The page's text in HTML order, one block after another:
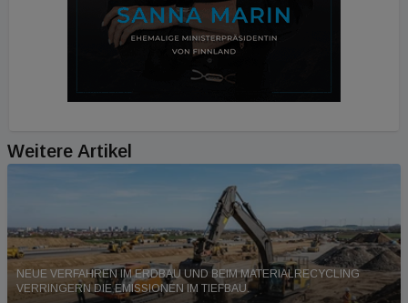
Weitere Artikel
NEUE VERFAHREN IM ERDBAU UND BEIM MATERIALRECYCLING
VERRINGERN DIE EMISSIONEN IM TIEFBAU.